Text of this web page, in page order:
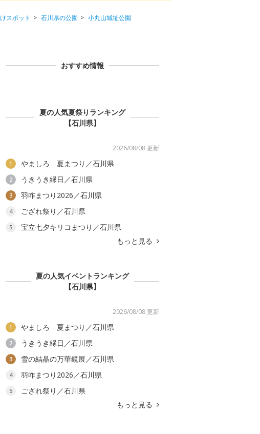
スポット 石川県の公園
小丸山城址公園
おすすめ情報
夏の人気夏祭りランキング
【石川県】
2026/08/08 更新
1 やましろ 夏まつり／石川県
2 うきうき縁日／石川県
3 羽咋まつり2026／石川県
4 ござれ祭り／石川県
5
宝立七夕キリコまつり／石川県
もっと見る
夏の人気イベントランキング
【石川県】
2026/08/08 更新
1 やましろ 夏まつり／石川県
2 うきうき縁日／石川県
3 雪の結晶の万華鏡展／石川県
4 羽咋まつり2026／石川県
5
ござれ祭り／石川県
もっと見る